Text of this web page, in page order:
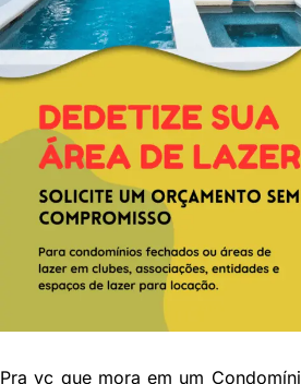
Pra vc que mora em um